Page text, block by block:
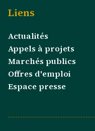
Liens
Actualités
Appels à projets
Marchés publics
Offres d'emploi
Espace presse